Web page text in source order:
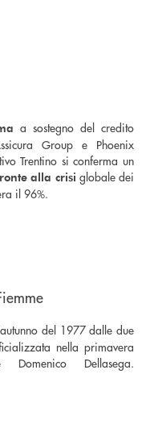
a sostegno del credito
Group e Phoenix
Trentino si conferma un
alla crisi globale dei
il 96%.
del 1977 dalle due
nella primavera
Dellasega.